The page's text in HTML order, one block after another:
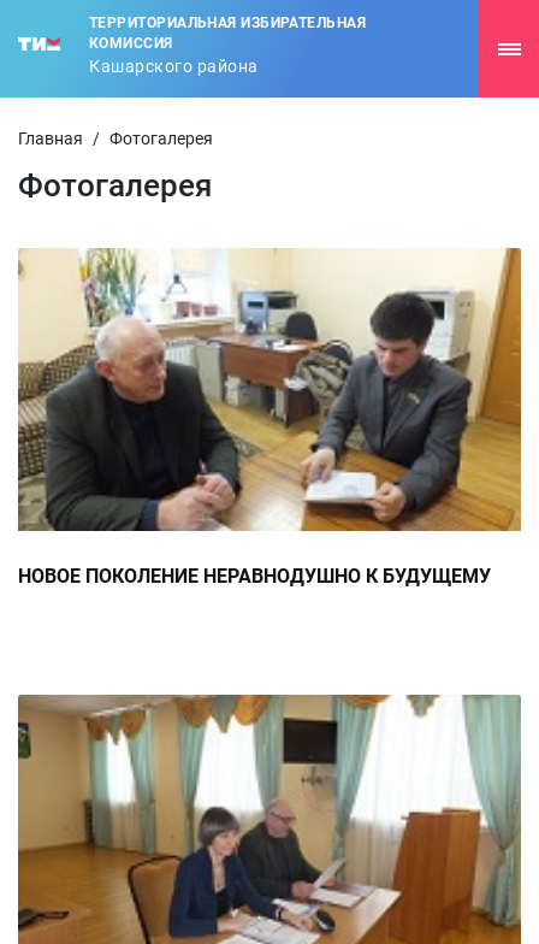
ТЕРРИТОРИАЛЬНАЯ ИЗБИРАТЕЛЬНАЯ
КОМИССИЯ
Кашарского района
Главная / Фотогалерея
Фотогалерея
НОВОЕ ПОКОЛЕНИЕ НЕРАВНОДУШНО К БУДУЩЕМУ